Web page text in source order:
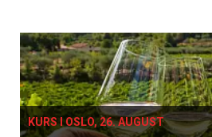
vin
Events
single
KURS I OSLO, 26. AUGUST